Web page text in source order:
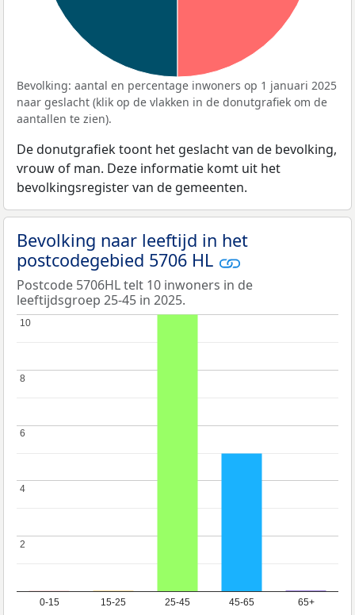
Bevolking: aantal en percentage inwoners op 1 januari 2025
naar geslacht (klik op de vlakken in de donutgrafiek om de
aantallen te zien).
De donutgrafiek toont het geslacht van de bevolking,
vrouw of man. Deze informatie komt uit het
bevolkingsregister van de gemeenten.
Bevolking naar leeftijd in het
postcodegebied 5706 HL
Postcode 5706HL telt 10 inwoners in de
leeftijdsgroep 25-45 in 2025.
0-15 15-25 25-45 45-65 65+
2
2
4
4
6
6
8
8
10
10